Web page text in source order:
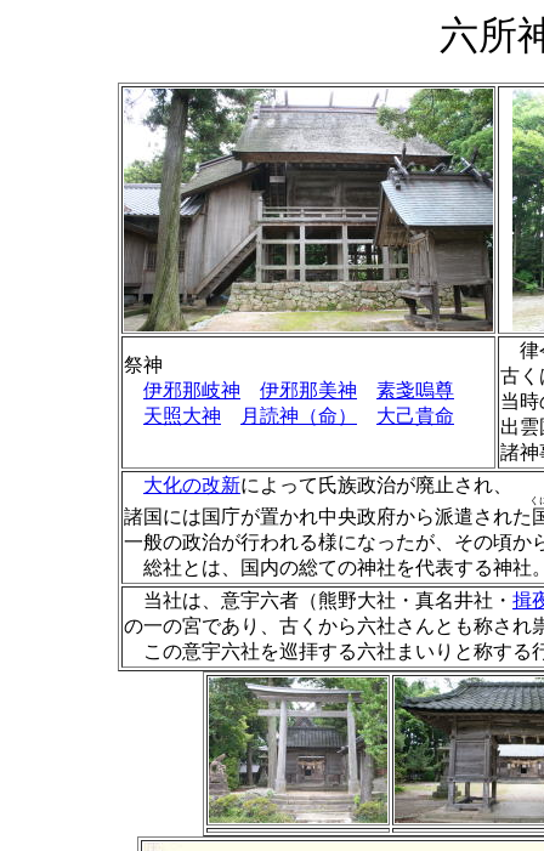
六所
祭神
伊邪那岐神
伊邪那美神
素戔嗚尊
天照大神
月読神（命） 大己貴命
律
古く
当
出
諸神
大化の改新によって氏族政治が廃止され、
諸国には国庁が置かれ中央政府から派遣された
く
一般の政治が行われる様になったが、その頃
総社とは、国内の総ての神社を代表する神社
当社は、意宇六者（熊野大社・真名井社・ 揖
の一の宮であり、古くから六社さんとも称され
この意宇六社を巡拝する六社まいりと称する